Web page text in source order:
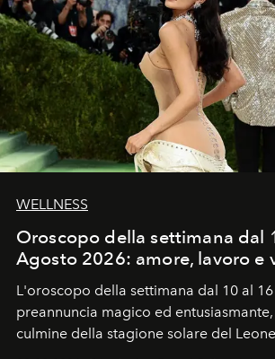
WELLNESS
Oroscopo della settimana dal
Agosto 2026: amore, lavoro e
L'oroscopo della settimana dal 10 al
preannuncia magico ed
culmine della stagione solare del
favorevole della Luna nuova in Leone